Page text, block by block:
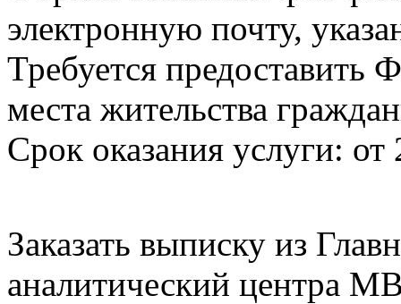
электронную почту,
Требуется
места жительства
Срок оказания услуги: от
Заказать выписку из
аналитический центра